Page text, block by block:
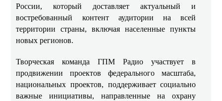
России, который доставляет актуальный и
востребованный контент аудитории на всей
территории страны, включая населенные пункты
новых регионов.
Творческая команда ГПМ Радио участвует в
продвижении проектов федерального масштаба,
национальных проектов, поддерживает социально
важные инициативы, направленные на охрану